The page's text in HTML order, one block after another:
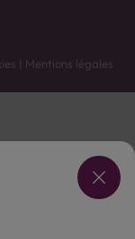
| Mentions légales
de renseignements.
AVEC MODÉRATION.